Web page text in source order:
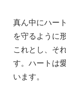
真ん中にハー
を守るように
これとし、そ
す。ハートは
います。